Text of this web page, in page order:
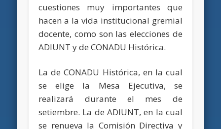
cuestiones muy importantes que
hacen a la vida institucional gremial
docente, como son las elecciones de
ADIUNT y de CONADU Histórica.
La de CONADU Histórica, en la cual
se elige la Mesa Ejecutiva, se
realizará durante el mes de
setiembre. La de ADIUNT, en la cual
se renueva la Comisión Directiva y